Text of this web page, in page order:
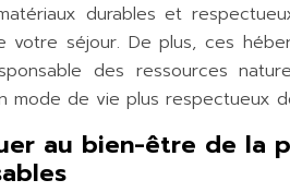
durables et
votre séjour. De plus, ces
des ressources
mode de vie plus respectueux
au bien-être de la